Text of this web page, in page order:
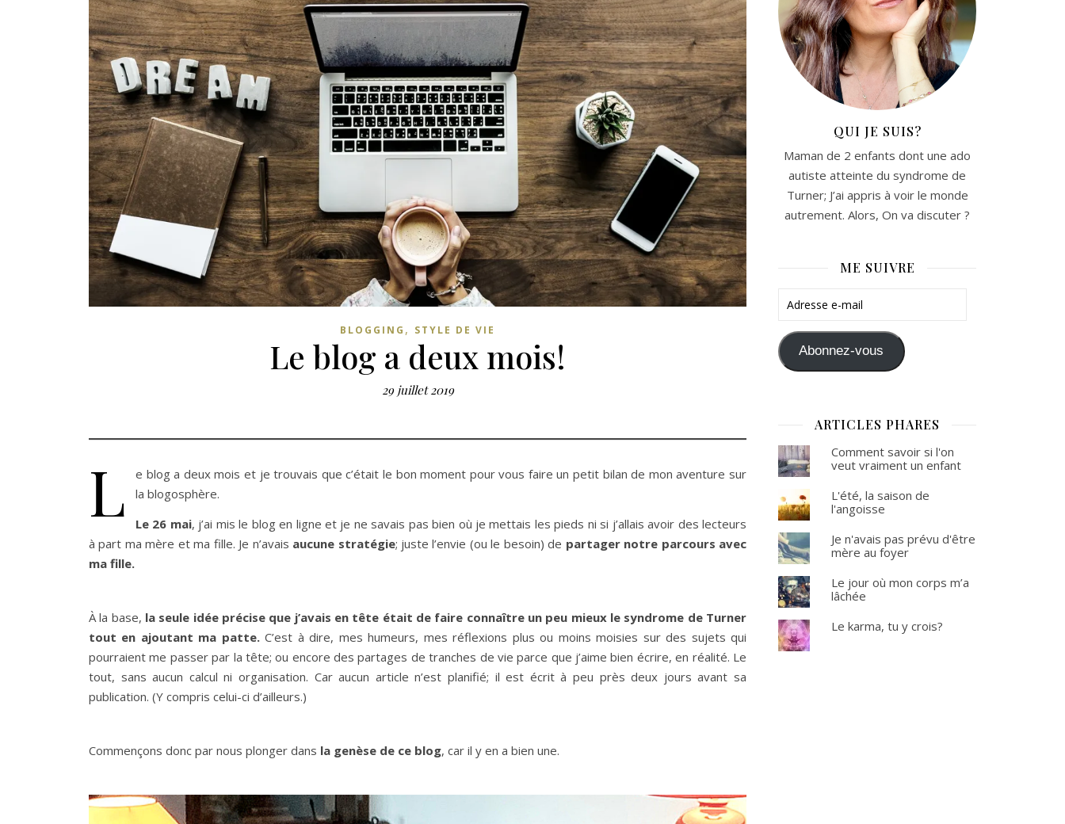
BLOGGING , STYLE DE VIE
Le blog a deux mois!
29 juillet 2019
L
e blog a deux mois et je trouvais que c’était le bon moment pour vous faire un petit bilan de mon aventure sur
la blogosphère.
Le 26 mai, j’ai mis le blog en ligne et je ne savais pas bien où je mettais les pieds ni si j’allais avoir des lecteurs
à part ma mère et ma fille. Je n’avais aucune stratégie; juste l’envie (ou le besoin) de partager notre parcours avec
ma fille.
À la base, la seule idée précise que j’avais en tête était de faire connaître un peu mieux le syndrome de Turner
tout en ajoutant ma patte.C’est à dire, mes humeurs, mes réflexions plus ou moins moisies sur des sujets qui
pourraient me passer par la tête; ou encore des partages de tranches de vie parce que j’aime bien écrire, en réalité. Le
tout, sans aucun calcul ni organisation. Car aucun article n’est planifié; il est écrit à peu près deux jours avant sa
publication. (Y compris celui-ci d’ailleurs.)
Commençons donc par nous plonger dans la genèse de ce blog, car il y en a bien une.
QUI JE SUIS?
Maman de 2 enfants dont une ado
autiste atteinte du syndrome de
Turner; J’ai appris à voir le monde
autrement. Alors, On va discuter ?
ME SUIVRE
Adresse e-mail
Abonnez-vous
ARTICLES PHARES
Comment savoir si l'on
veut vraiment un enfant
L'été, la saison de
l'angoisse
Je n'avais pas prévu d'être
mère au foyer
Le jour où mon corps m’a
lâchée
Le karma, tu y crois?